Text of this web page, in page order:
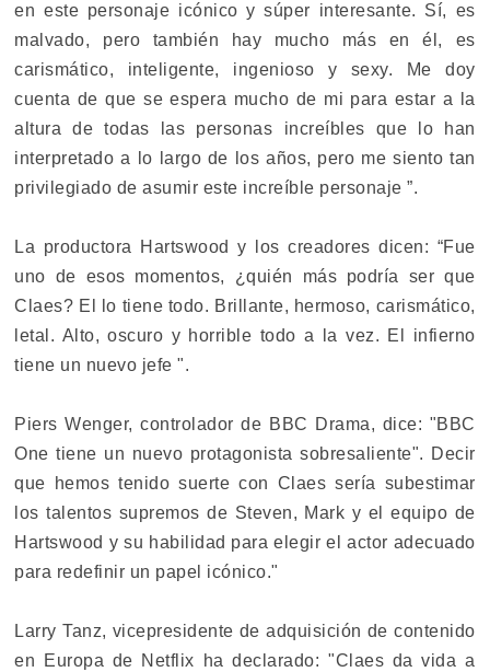
en este personaje icónico y súper interesante. Sí, es
malvado, pero también hay mucho más en él, es
carismático, inteligente, ingenioso y sexy. Me doy
cuenta de que se espera mucho de mi para estar a la
altura de todas las personas increíbles que lo han
interpretado a lo largo de los años, pero me siento tan
privilegiado de asumir este increíble personaje ”.
La productora Hartswood y los creadores dicen: “Fue
uno de esos momentos, ¿quién más podría ser que
Claes? El lo tiene todo. Brillante, hermoso, carismático,
letal. Alto, oscuro y horrible todo a la vez. El infierno
tiene un nuevo jefe ".
Piers Wenger, controlador de BBC Drama, dice: "BBC
One tiene un nuevo protagonista sobresaliente". Decir
que hemos tenido suerte con Claes sería subestimar
los talentos supremos de Steven, Mark y el equipo de
Hartswood y su habilidad para elegir el actor adecuado
para redefinir un papel icónico."
Larry Tanz, vicepresidente de adquisición de contenido
en Europa de Netflix ha declarado: "Claes da vida a